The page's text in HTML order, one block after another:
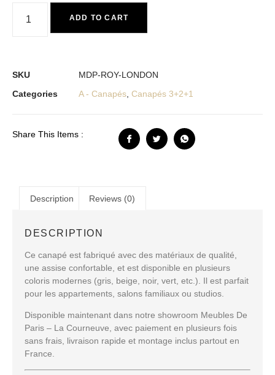
ADD TO CART
SKU
MDP-ROY-LONDON
Categories
A - Canapés Canapés 3+2+1
Share This Items :
Description Reviews (0)
DESCRIPTION
Ce canapé est fabriqué avec des matériaux de qualité
une assise confortable , et est disponible en plusieurs
coloris modernes (gris, beige, noir, vert, etc.). Il est parfait
pour les appartements, salons familiaux ou studios.
Disponible maintenant dans notre showroom Meubles De
Paris – La Courneuve, avec paiement en plusieurs fois
sans frais, livraison rapide et montage inclus partout en
France.